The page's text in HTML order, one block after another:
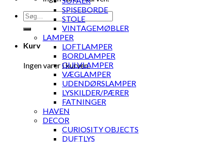
Søg
efter:
Kurv
Ingen varer i kurven.
SPISEBORDE
STOLE
VINTAGEMØBLER
LAMPER
LOFTLAMPER
BORDLAMPER
GULVLAMPER
VÆGLAMPER
UDENDØRSLAMPER
LYSKILDER/PÆRER
FATNINGER
HAVEN
DECOR
CURIOSITY OBJECTS
DUFTLYS